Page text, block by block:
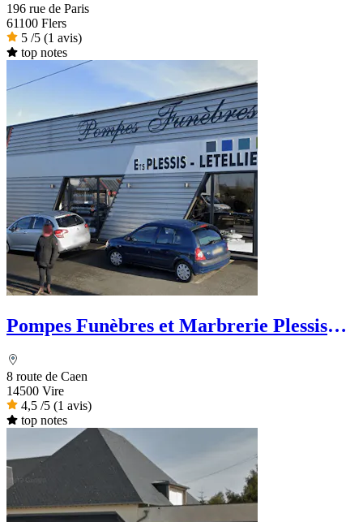
196 rue de Paris
61100 Flers
5 /5 (1 avis)
top notes
Pompes Funèbres et Marbrerie Plessis
8 route de Caen
14500 Vire
4,5 /5 (1 avis)
top notes